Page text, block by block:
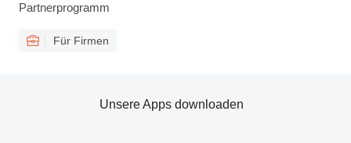
Partnerprogramm
Für Firmen
Unsere Apps downloaden